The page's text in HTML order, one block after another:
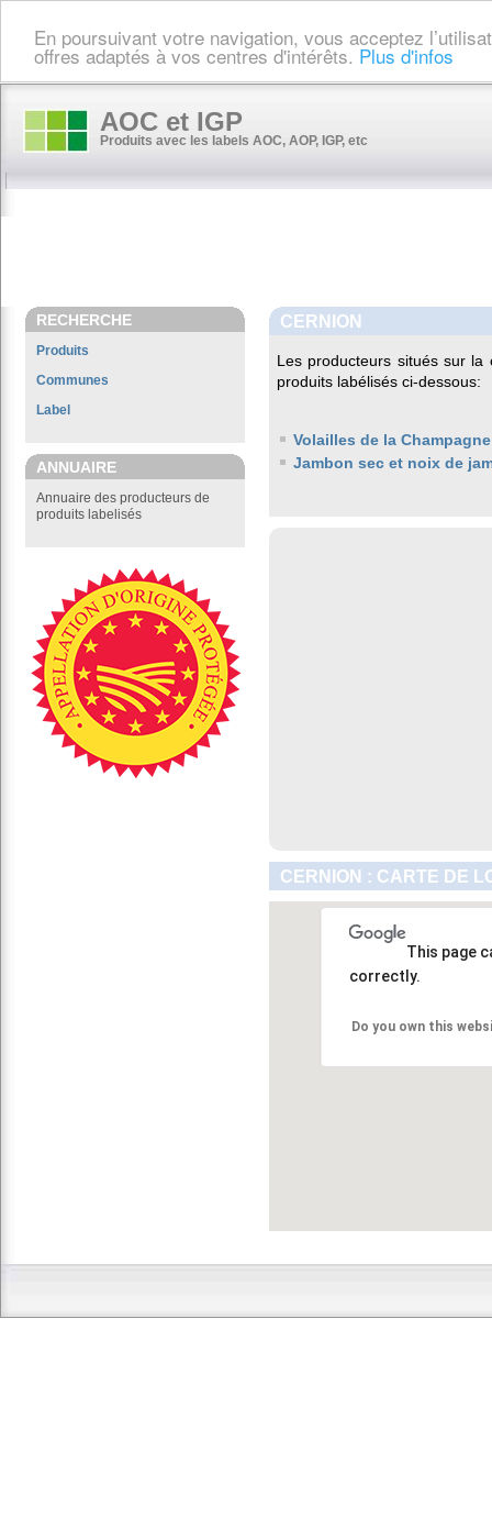
En poursuivant votre navigation, vous acceptez
offres adaptés à vos centres d'intérêts. Plus d'infos
AOC et IGP
Produits avec les labels AOC, AOP, IGP, etc
RECHERCHE
Produits
Communes
Label
ANNUAIRE
Annuaire des producteurs de
produits labelisés
CERNION
Les producteurs situés sur
produits labélisés ci-dessous:
Volailles de la Champagne
Jambon sec et noix de
CERNION : CARTE DE
This page
correctly.
Do you own this